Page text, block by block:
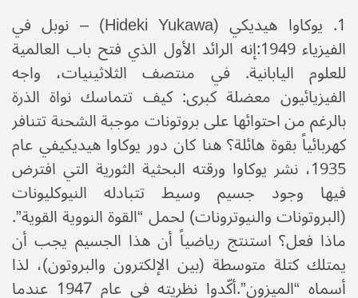
​1. يوكاوا هيديكي (Hideki Yukawa) – نوبل في
الفيزياء 1949:إنه الرائد الأول الذي فتح باب العالمية
للعلوم اليابانية. في منتصف الثلاثينيات، واجه
الفيزيائيون معضلة كبرى: كيف تتماسك نواة الذرة
بالرغم من احتوائها على بروتونات موجبة الشحنة تتنافر
كهربائياً بقوة هائلة؟ هنا كان دور يوكاوا هيديكي​في عام
1935، نشر يوكاوا ورقته البحثية الثورية التي افترض
فيها وجود جسيم وسيط تتبادله النيوكليونات
(البروتونات والنيوترونات) لحمل “القوة النووية القوية”.
ماذا فعل؟ استنتج رياضياً أن هذا الجسيم يجب أن
يمتلك كتلة متوسطة (بين الإلكترون والبروتون)، لذا
أسماه “الميزون”.​أكّدوا نظريته في عام 1947 عندما